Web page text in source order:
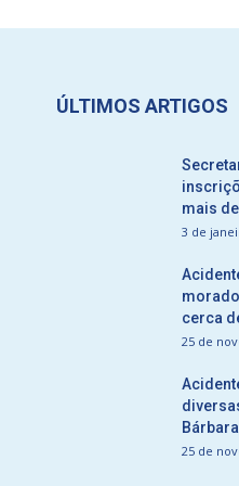
ÚLTIMOS ARTIGOS
mais
3 de
cerca
25 de
25 de